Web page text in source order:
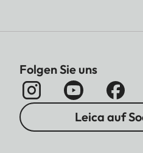
Folgen Sie uns
Leica auf